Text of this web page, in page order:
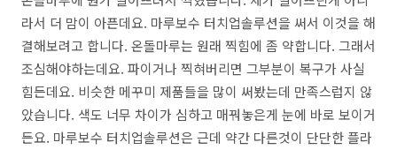
라서 더 맘이 아픈데요. 마루보수 터치업솔루션을 써서 이것을 해
결해보려고 합니다. 온돌마루는 원래 찍힘에 좀 약합니다. 그래서
조심해야하는데요. 파이거나 찍혀버리면 그부분이 복구가 사실
힘든데요. 비슷한 메꾸미 제품들을 많이 써봤는데 만족스럽지 않
았습니다. 색도 너무 차이가 심하고 매꿔놓은게 눈에 바로 보이거
든요. 마루보수 터치업솔루션은 근데 약간 다른것이 단단한 플라